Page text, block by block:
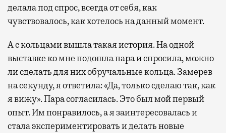
делала под спрос, всегда от себя, как
чувствовалось, как хотелось на данный момент.
А с кольцами вышла такая история. На одной
выставке ко мне подошла пара и спросила, можно
ли сделать для них обручальные кольца. Замерев
на секунду, я ответила: «Да, только сделаю так, как
я вижу». Пара согласилась. Это был мой первый
опыт. Им понравилось, а я заинтересовалась и
стала экспериментировать и делать новые